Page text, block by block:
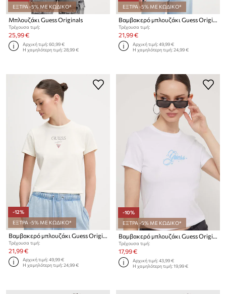
ΕΞΤΡΑ -5% ΜΕ ΚΩΔΙΚΟ*
Μπλουζάκι Guess Originals
Τρέχουσα τιμή:
25,99 €
Αρχική τιμή:60,99 €
Η χαμηλότερη τιμή:28,99 €
ΕΞΤΡΑ -5% ΜΕ ΚΩΔΙΚΟ*
Βαμβακερό μπλουζάκι Guess Originals
Τρέχουσα τιμή:
21,99 €
Αρχική τιμή:49,99 €
Η χαμηλότερη τιμή:24,99 €
-12%
ΕΞΤΡΑ -5% ΜΕ ΚΩΔΙΚΟ*
Τρέχουσα τιμή:
21,99 €
Αρχική τιμή:49,99 €
Η χαμηλότερη τιμή:24,99 €
-10%
ΕΞΤΡΑ -5% ΜΕ ΚΩΔΙΚΟ*
Βαμβακερό μπλουζάκι Guess Originals
Τρέχουσα τιμή:
17,99 €
Αρχική τιμή:43,99 €
Η χαμηλότερη τιμή:19,99 €